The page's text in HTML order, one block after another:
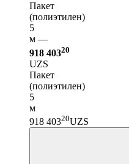
Пакет
(полиэтилен)
5
м —
918 40320
UZS
Пакет
(полиэтилен)
5
м
918 40320UZS